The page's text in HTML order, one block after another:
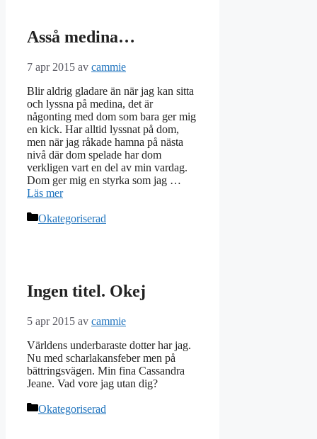
Asså medina…
7 apr 2015 av cammie
Blir aldrig gladare än när jag kan sitta
och lyssna på medina, det är
någonting med dom som bara ger mig
en kick. Har alltid lyssnat på dom,
men när jag råkade hamna på nästa
nivå där dom spelade har dom
verkligen vart en del av min vardag.
Dom ger mig en styrka som jag …
Läs mer
Kategorier
Okategoriserad
Ingen titel. Okej
5 apr 2015 av cammie
Världens underbaraste dotter har jag.
Nu med scharlakansfeber men på
bättringsvägen. Min fina Cassandra
Jeane. Vad vore jag utan dig?
Kategorier
Okategoriserad